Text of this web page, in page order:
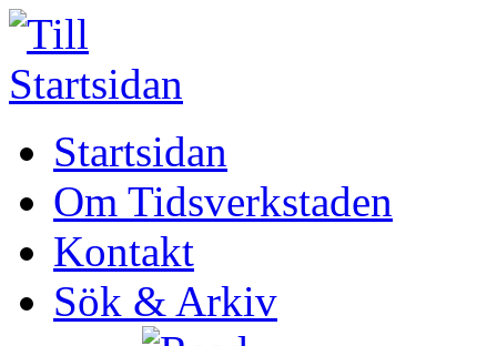
Startsidan
Om Tidsverkstaden
Kontakt
Sök & Arkiv